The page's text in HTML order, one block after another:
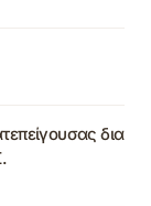
δια